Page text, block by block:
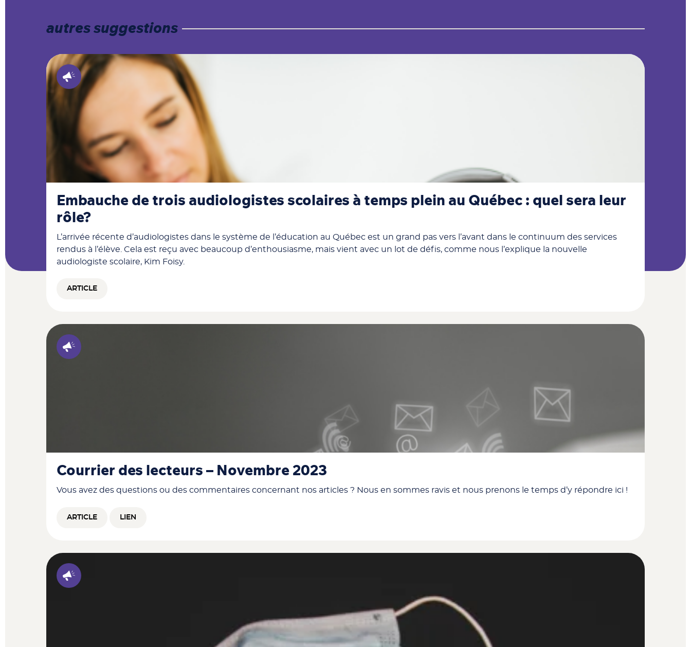
autres suggestions
Embauche de trois audiologistes scolaires à temps plein au Québec : quel sera leur
rôle?
L’arrivée récente d’audiologistes dans le système de l’éducation au Québec est un grand pas vers l’avant dans le continuum des services
rendus à l’élève. Cela est reçu avec beaucoup d’enthousiasme, mais vient avec un lot de défis, comme nous l’explique la nouvelle
audiologiste scolaire, Kim Foisy.
ARTICLE
Courrier des lecteurs – Novembre 2023
Vous avez des questions ou des commentaires concernant nos articles ? Nous en sommes ravis et nous prenons le temps d’y répondre ici !
ARTICLE LIEN